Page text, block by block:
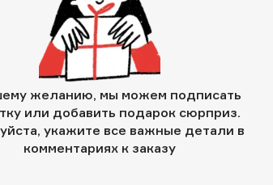
желанию, мы можем подписать
или добавить подарок сюрприз.
укажите все важные детали в
комментариях к заказу